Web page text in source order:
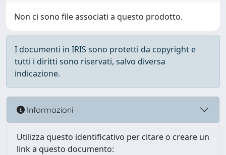
Non ci sono file associati a questo prodotto.
I documenti in IRIS sono protetti da copyright e
tutti i diritti sono riservati, salvo diversa
indicazione.
Informazioni
Utilizza questo identificativo per citare o creare un
link a questo documento: